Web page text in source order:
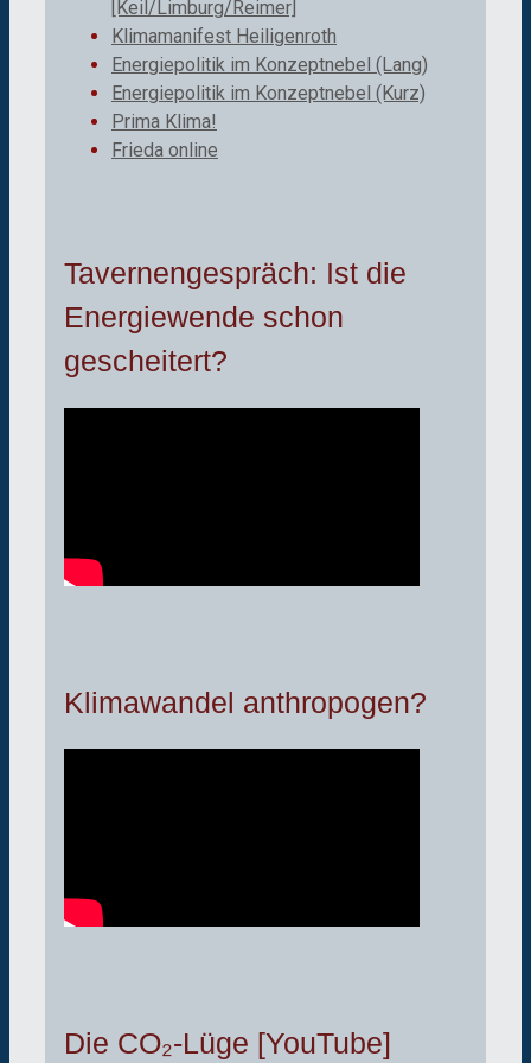
[Keil/Limburg/Reimer]
Klimamanifest Heiligenroth
Energiepolitik im Konzeptnebel (Lang)
Energiepolitik im Konzeptnebel (Kurz)
Prima Klima!
Frieda online
Tavernengespräch: Ist die
Energiewende schon
gescheitert?
Klimawandel anthropogen?
Die CO₂-Lüge [YouTube]